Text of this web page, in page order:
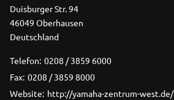
Duisburger Str. 94
46049 Oberhausen
Deutschland
Telefon: 0208 / 3859 6000
Fax: 0208 / 3859 8000
Website: http://yamaha-zentrum-west.de/